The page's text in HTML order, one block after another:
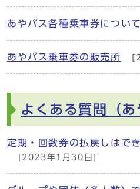
あやバス各種乗車券について
あやバス乗車券の販売所
よくある質問（あ
定期・回数券の払戻しはで
[2023年1月30日]